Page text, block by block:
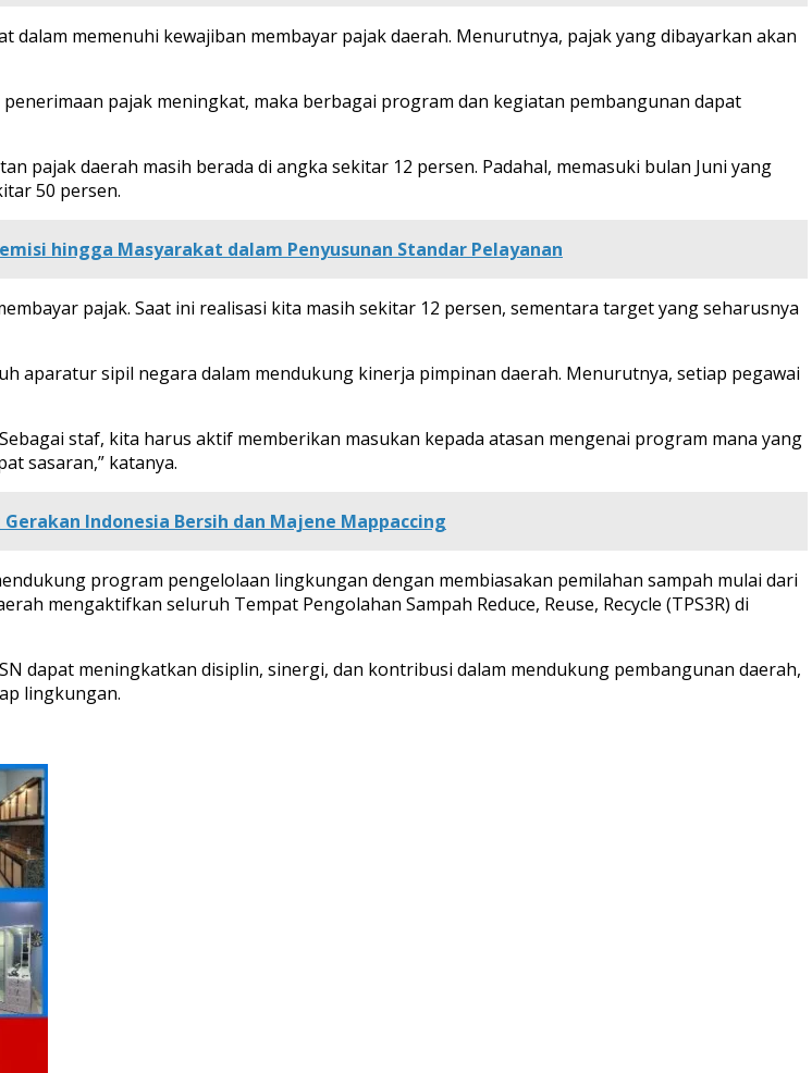
memenuhi kewajiban membayar pajak daerah. Menurutnya, pajak yang dibayarkan akan
pajak meningkat, maka berbagai program dan kegiatan pembangunan dapat
pajak daerah masih berada di angka sekitar 12 persen. Padahal, memasuki bulan Juni yang
50 persen.
hingga Masyarakat dalam Penyusunan Standar Pelayanan
pajak. Saat ini realisasi kita masih sekitar 12 persen, sementara target yang seharusnya
aparatur sipil negara dalam mendukung kinerja pimpinan daerah. Menurutnya, setiap pegawai
staf, kita harus aktif memberikan masukan kepada atasan mengenai program mana yang
sasaran,” katanya.
Indonesia Bersih dan Majene Mappaccing
program pengelolaan lingkungan dengan membiasakan pemilahan sampah mulai dari
mengaktifkan seluruh Tempat Pengolahan Sampah Reduce, Reuse, Recycle (TPS3R) di
dapat meningkatkan disiplin, sinergi, dan kontribusi dalam mendukung pembangunan daerah,
lingkungan.